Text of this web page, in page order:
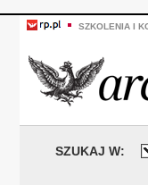
SZKOLENIA I
SZUKAJ W: